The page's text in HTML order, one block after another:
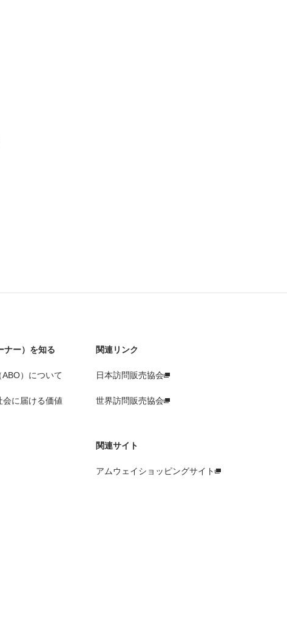
ナー）を知る
）について
に届ける価値
関連リンク
日本訪問販売協会
世界訪問販売協会
関連サイト
アムウェイショッピングサイト